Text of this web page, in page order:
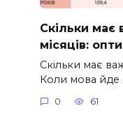
Скільки має
місяців:
Скільки має
Коли мова йде
0 61